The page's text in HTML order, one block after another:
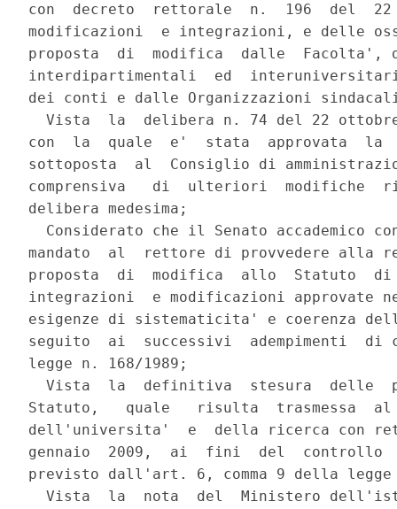
con  decreto  rettorale  n.  196  del  22
modificazioni  e integrazioni, e delle
proposta  di  modifica  dalle  Facolta',
interdipartimentali  ed
dei conti e dalle Organizzazioni
Vista  la  delibera n. 74 del 22
con  la  quale  e'  stata  approvata  la
sottoposta  al  Consiglio di
comprensiva   di  ulteriori  modifiche
delibera medesima;
Considerato che il Senato accademico
mandato  al  rettore di provvedere alla
proposta  di  modifica  allo  Statuto
integrazioni  e modificazioni approvate
esigenze di sistematicita' e coerenza
seguito  ai  successivi  adempimenti
legge n. 168/1989;
Vista  la  definitiva  stesura  delle
Statuto,   quale   risulta  trasmessa
dell'universita'  e  della ricerca con
gennaio  2009,  ai  fini  del
previsto dall'art. 6, comma 9 della legge
Vista  la  nota  del  Ministero